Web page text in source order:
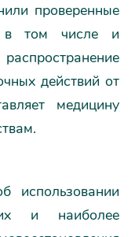
проверенные
в том числе и
действий от
медицину
использовании
и наиболее